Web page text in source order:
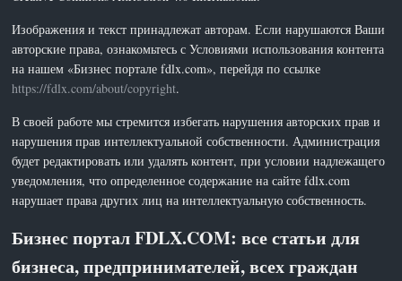
Изображения и текст принадлежат авторам. Если нарушаются Ваши
авторские права, ознакомьтесь с Условиями использования контента
на нашем «Бизнес портале fdlx.com», перейдя по ссылке
https://fdlx.com/about/copyright.
В своей работе мы стремится избегать нарушения авторских прав и
нарушения прав интеллектуальной собственности. Администрация
будет редактировать или удалять контент, при условии надлежащего
уведомления, что определенное содержание на сайте fdlx.com
нарушает права других лиц на интеллектуальную собственность.
Бизнес портал FDLX.COM: все статьи для
бизнеса, предпринимателей, всех граждан